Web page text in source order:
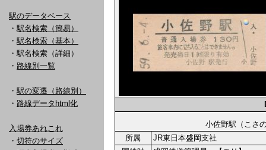
駅のデータベース
・ 駅名検索（簡易）
・ 駅名検索（基本）
・駅名検索（詳細）
・ 路線別一覧
・ 駅の変遷（路線別）
・ 路線データhtml化
入場券あれこれ
・ 切符のサイズ
小佐野駅（こ
所属
JR東日本盛岡支社